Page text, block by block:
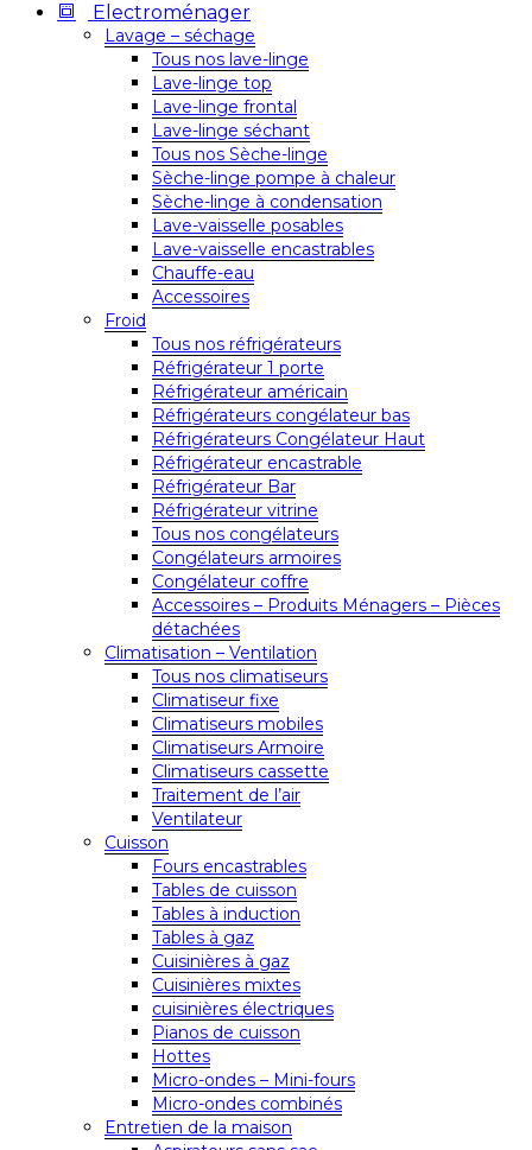
Electroménager
Lavage – séchage
Tous nos lave-linge
Lave-linge top
Lave-linge frontal
Lave-linge séchant
Tous nos Sèche-linge
Sèche-linge pompe à chaleur
Sèche-linge à condensation
Lave-vaisselle posables
Lave-vaisselle encastrables
Chauffe-eau
Accessoires
Froid
Tous nos réfrigérateurs
Réfrigérateur 1 porte
Réfrigérateur américain
Réfrigérateurs congélateur bas
Réfrigérateurs Congélateur Haut
Réfrigérateur encastrable
Réfrigérateur Bar
Réfrigérateur vitrine
Tous nos congélateurs
Congélateurs armoires
Congélateur coffre
Accessoires – Produits Ménagers – Pièces
détachées
Climatisation – Ventilation
Tous nos climatiseurs
Climatiseur fixe
Climatiseurs mobiles
Climatiseurs Armoire
Climatiseurs cassette
Traitement de l’air
Ventilateur
Cuisson
Fours encastrables
Tables de cuisson
Tables à induction
Tables à gaz
Cuisinières à gaz
Cuisinières mixtes
cuisinières électriques
Pianos de cuisson
Hottes
Micro-ondes – Mini-fours
Micro-ondes combinés
Entretien de la maison